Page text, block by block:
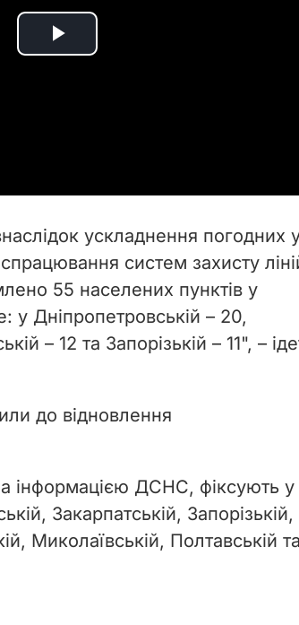
P
i
d
e
ускладнення погодних
систем захисту
55 населених пунктів у
у Дніпропетровській – 20,
– 12 та Запорізькій – 11", –
до відновлення
інформацією ДСНС, фіксують у
Закарпатській, Запорізькій,
Миколаївській, Полтавській та